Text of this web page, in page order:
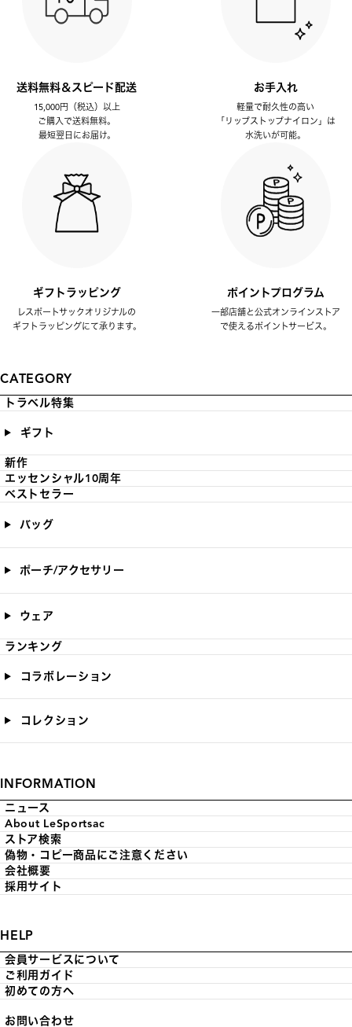
送料無料＆スピード配送
15,000円（税込）以上
ご購入で送料無料。
最短翌日にお届け。
お手入れ
軽量で耐久性の高い
「リップストップナイロン」は
水洗いが可能。
ギフトラッピング
レスポートサックオリジナルの
ギフトラッピングにて承ります。
ポイントプログラム
一部店舗と公式オンラインストア
で使えるポイントサービス。
CATEGORY
トラベル特集
ギフト
新作
エッセンシャル10周年
ベストセラー
バッグ
ポーチ/アクセサリー
ウェア
ランキング
コラボレーション
コレクション
INFORMATION
ニュース
About LeSportsac
ストア検索
偽物・コピー商品にご注意ください
会社概要
採用サイト
HELP
会員サービスについて
ご利用ガイド
初めての方へ
お問い合わせ